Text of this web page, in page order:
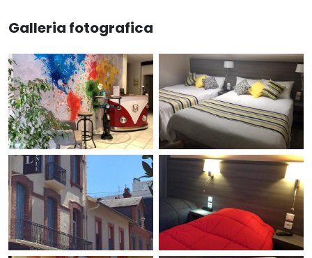
Galleria fotografica